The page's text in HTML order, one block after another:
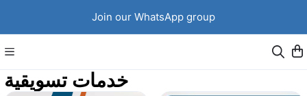
Join our WhatsApp group
خدمات تسويقية